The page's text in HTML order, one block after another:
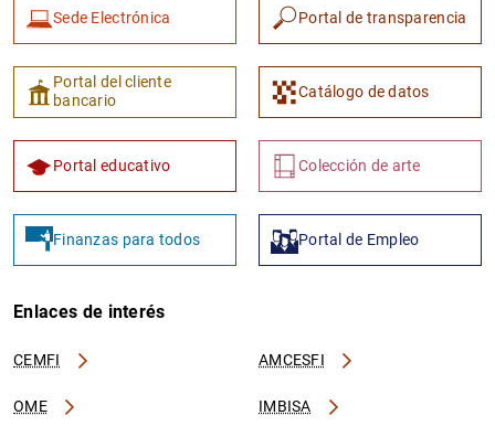
Sede Electrónica Portal de transparencia
Portal del cliente
bancario
Catálogo de datos
Portal educativo Colección de arte
Finanzas para todos Portal de Empleo
Enlaces de interés
CEMFI AMCESFI
OME IMBISA